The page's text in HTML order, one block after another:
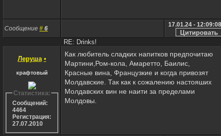
Сообщение # 6
17.01.24 - 12:09:08
RE: Drinks!
Леруша •
крафтовый
Статистика:
Сообщений:
4464
Регистрация:
27.07.2010
Как любитель сладких напитков предпочитаю
Мартини,Ром-кола, Амаретто, Баилис,
Красные вина, Французкие и когда привозят
Молдавские. Так как к сожалению настояших
Молдавских вин не наити за пределами
Молдовы.